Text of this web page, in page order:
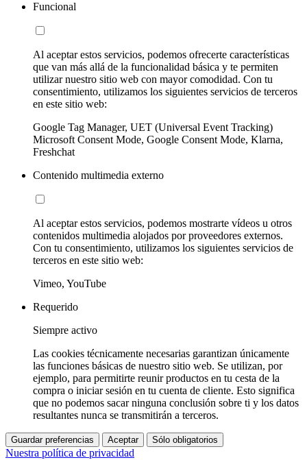
Funcional
Al aceptar estos servicios, podemos ofrecerte características
que van más allá de la funcionalidad básica y te permiten
utilizar nuestro sitio web con mayor comodidad. Con tu
consentimiento, utilizamos los siguientes servicios de terceros
en este sitio web:
Google Tag Manager, UET (Universal Event Tracking)
Microsoft Consent Mode, Google Consent Mode, Klarna,
Freshchat
Contenido multimedia externo
Al aceptar estos servicios, podemos mostrarte vídeos u otros
contenidos multimedia alojados por proveedores externos.
Con tu consentimiento, utilizamos los siguientes servicios de
terceros en este sitio web:
Vimeo, YouTube
Requerido
Siempre activo
Las cookies técnicamente necesarias garantizan únicamente
las funciones básicas de nuestro sitio web. Se utilizan, por
ejemplo, para permitirte reunir productos en tu cesta de la
compra o iniciar sesión en tu cuenta de cliente. Esto significa
que no podemos sacar ninguna conclusión sobre ti y los datos
resultantes nunca se transmitirán a terceros.
Guardar preferencias Aceptar Sólo obligatorios
Nuestra política de privacidad